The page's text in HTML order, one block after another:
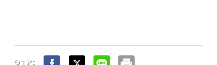
シェア：